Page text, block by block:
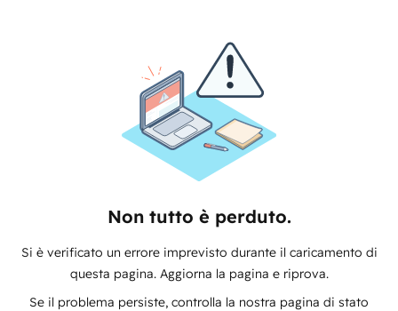
Non tutto è perduto.
Si è verificato un errore imprevisto durante il caricamento di
questa pagina. Aggiorna la pagina e riprova.
Se il problema persiste, controlla la nostra pagina di stato